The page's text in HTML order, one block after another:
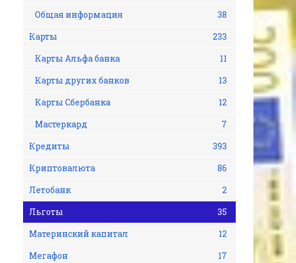
Общая информация
38
Карты
233
Карты Альфа банка
11
Карты других банков
13
Карты Сбербанка
12
Мастеркард
7
Кредиты
393
Криптовалюта
86
Летобанк
2
Льготы
35
Материнский капитал
12
Мегафон
17